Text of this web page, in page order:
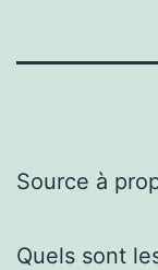
Source à
Quels sont